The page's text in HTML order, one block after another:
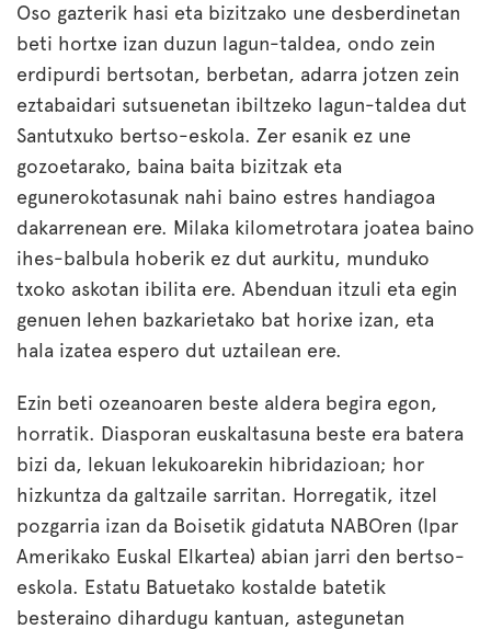
Oso gazterik hasi eta bizitzako une desberdinetan
beti hortxe izan duzun lagun-taldea, ondo zein
erdipurdi bertsotan, berbetan, adarra jotzen zein
eztabaidari sutsuenetan ibiltzeko lagun-taldea dut
Santutxuko bertso-eskola. Zer esanik ez une
gozoetarako, baina baita bizitzak eta
egunerokotasunak nahi baino estres handiagoa
dakarrenean ere. Milaka kilometrotara joatea baino
ihes-balbula hoberik ez dut aurkitu, munduko
txoko askotan ibilita ere. Abenduan itzuli eta egin
genuen lehen bazkarietako bat horixe izan, eta
hala izatea espero dut uztailean ere.
Ezin beti ozeanoaren beste aldera begira egon,
horratik. Diasporan euskaltasuna beste era batera
bizi da, lekuan lekukoarekin hibridazioan; hor
hizkuntza da galtzaile sarritan. Horregatik, itzel
pozgarria izan da Boisetik gidatuta NABOren (Ipar
Amerikako Euskal Elkartea) abian jarri den bertso-
eskola. Estatu Batuetako kostalde batetik
besteraino dihardugu kantuan, astegunetan